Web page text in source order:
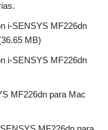
i-SENSYS MF226dn
MB)
i-SENSYS MF226dn
MF226dn para Mac